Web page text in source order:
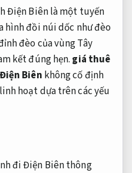
Điện Biên là một tuyến
hình đồi núi dốc như đèo
đèo của vùng Tây
kết đúng hẹn. giá thuê
Biên không cố định
hoạt dựa trên các yếu
đi Điện Biên thông